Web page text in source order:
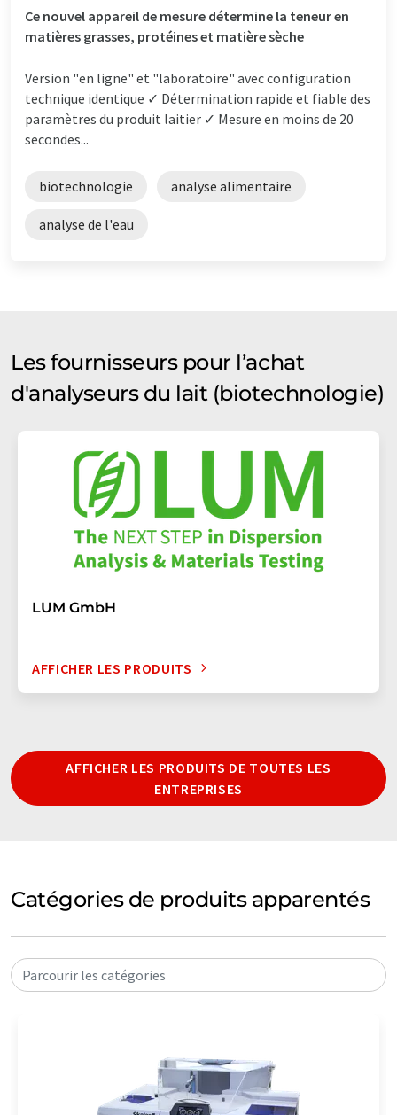
Ce nouvel appareil de mesure détermine la teneur en
matières grasses, protéines et matière sèche
Version "en ligne" et "laboratoire" avec configuration
technique identique ✓ Détermination rapide et fiable des
paramètres du produit laitier ✓ Mesure en moins de 20
secondes...
biotechnologie analyse alimentaire
analyse de l'eau
Les fournisseurs pour l’achat
d'analyseurs du lait (biotechnologie)
LUM GmbH
AFFICHER LES PRODUITS
AFFICHER LES PRODUITS DE TOUTES LES
ENTREPRISES
Catégories de produits apparentés
Parcourir les catégories